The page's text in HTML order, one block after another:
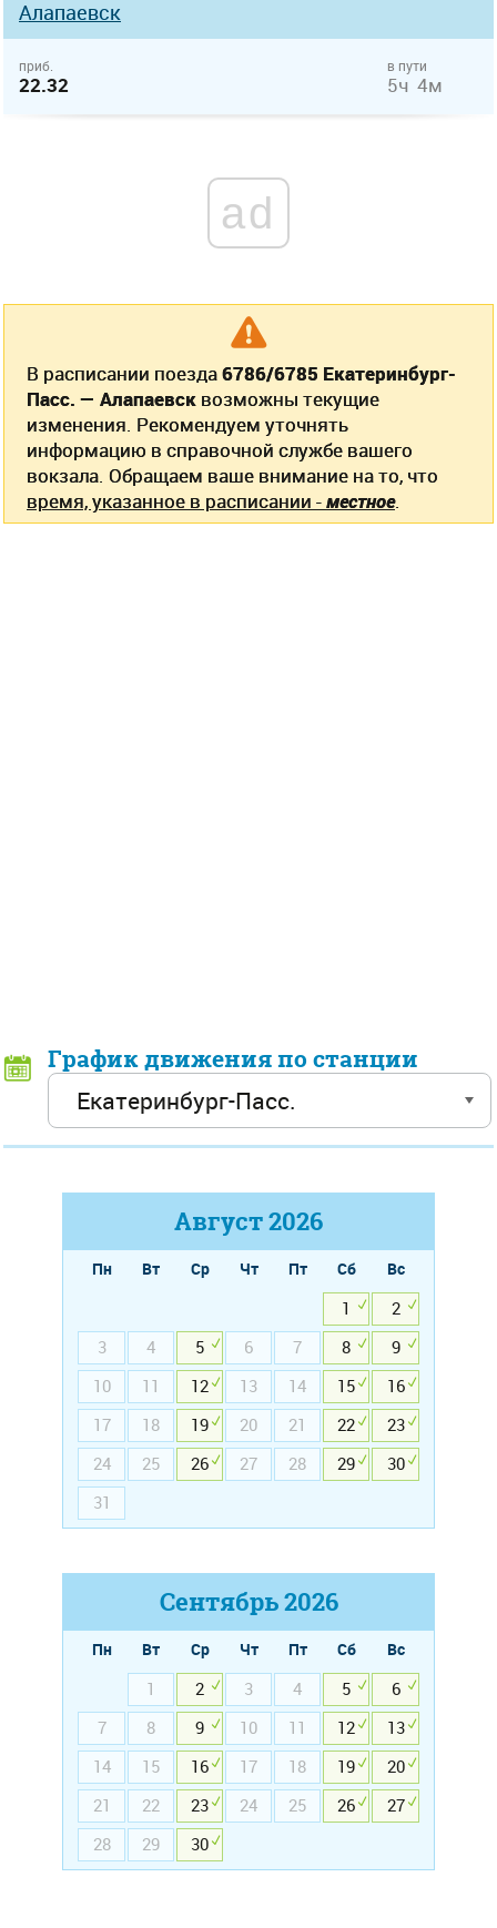
Алапаевск
приб.
22.32
в пути
5ч 4м
ad
В расписании поезда6786/6785 Екатеринбург-
Пасс. — Алапаевск возможны текущие
изменения. Рекомендуем уточнять
информацию в справочной службе вашего
вокзала. Обращаем ваше внимание на то, что
время, указанное в расписании -местное.
График движения по станции
Август2026
Пн Вт Ср Чт Пт Сб
Вс
1
2
3
4 5 6 7 8
9
10
11 12 13 14 15
16
17
18 19 20 21 22
23
24
25 26 27 28 29
30
31
Сентябрь2026
Пн Вт Ср Чт Пт Сб
Вс
1
2 3 4 5
6
7
8 9 10 11 12
13
14
15 16 17 18 19
20
21
22 23 24 25 26
27
28
29 30